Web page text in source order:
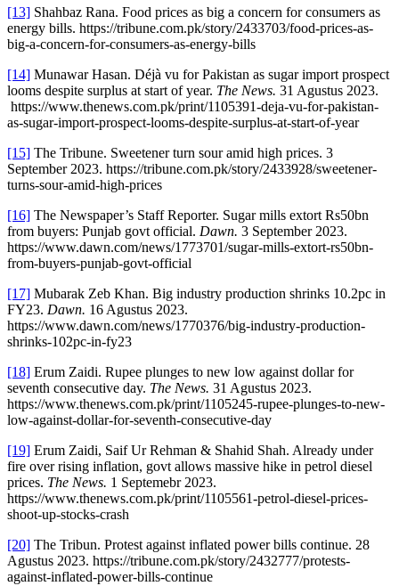
[13] Shahbaz Rana. Food prices as big a concern for consumers as
energy bills. https://tribune.com.pk/story/2433703/food-prices-as-
big-a-concern-for-consumers-as-energy-bills
[14] Munawar Hasan. Déjà vu for Pakistan as sugar import prospect
looms despite surplus at start of year. The News. 31 Agustus 2023.
https://www.thenews.com.pk/print/1105391-deja-vu-for-pakistan-
as-sugar-import-prospect-looms-despite-surplus-at-start-of-year
[15] The Tribune. Sweetener turn sour amid high prices. 3
September 2023. https://tribune.com.pk/story/2433928/sweetener-
turns-sour-amid-high-prices
[16] The Newspaper’s Staff Reporter. Sugar mills extort Rs50bn
from buyers: Punjab govt official. Dawn. 3 September 2023.
https://www.dawn.com/news/1773701/sugar-mills-extort-rs50bn-
from-buyers-punjab-govt-official
[17] Mubarak Zeb Khan. Big industry production shrinks 10.2pc in
FY23. Dawn. 16 Agustus 2023.
https://www.dawn.com/news/1770376/big-industry-production-
shrinks-102pc-in-fy23
[18] Erum Zaidi. Rupee plunges to new low against dollar for
seventh consecutive day. The News. 31 Agustus 2023.
https://www.thenews.com.pk/print/1105245-rupee-plunges-to-new-
low-against-dollar-for-seventh-consecutive-day
[19] Erum Zaidi, Saif Ur Rehman & Shahid Shah. Already under
fire over rising inflation, govt allows massive hike in petrol diesel
prices. The News. 1 Septemebr 2023.
https://www.thenews.com.pk/print/1105561-petrol-diesel-prices-
shoot-up-stocks-crash
[20] The Tribun. Protest against inflated power bills continue. 28
Agustus 2023. https://tribune.com.pk/story/2432777/protests-
against-inflated-power-bills-continue